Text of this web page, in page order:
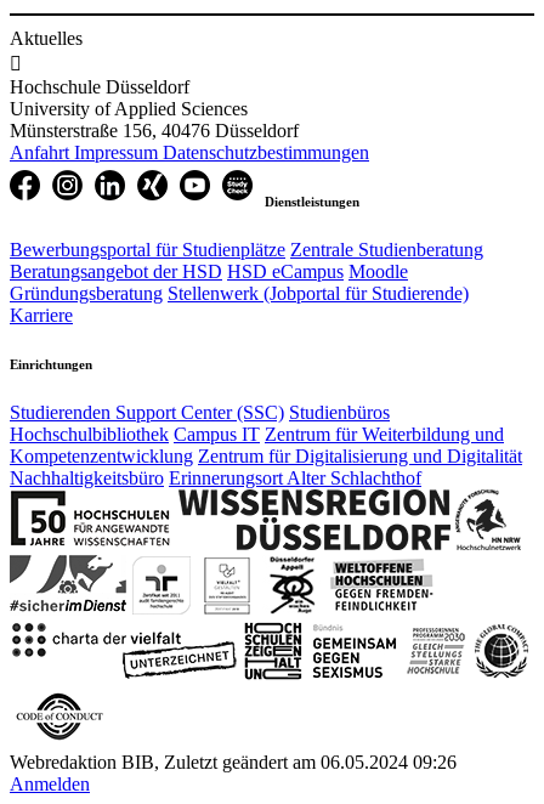
Aktuelles

Hochschule Düsseldorf
University of Applied Sciences
Münsterstraße 156, 40476 Düsseldorf
Anfahrt Impressum Datenschutzbestimmungen
Dienstleistungen
Bewerbungsportal für Studienplätze Zentrale Studienberatung
Beratungsangebot der HSD HSD eCampus Moodle
Gründungsberatung Stellenwerk (Jobportal für Studierende)
Karriere
Einrichtungen
Studierenden Support Center (SSC) Studienbüros
Hochschulbibliothek Campus IT Zentrum für Weiterbildung und
Kompetenzentwicklung Zentrum für Digitalisierung und Digitalität
Nachhaltigkeitsbüro Erinnerungsort Alter Schlachthof
Webredaktion BIB, Zuletzt geändert am 06.05.2024 09:26
Anmelden